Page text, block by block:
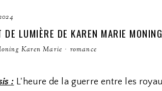
LUMIÈRE DE KAREN MARIE MONING
Karen Marie · romance
: L'heure de la guerre entre les